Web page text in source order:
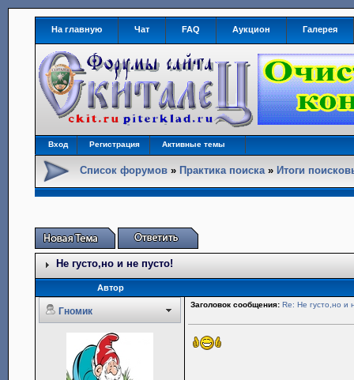
На главную Чат FAQ Аукцион Галерея
Вход Регистрация Активные темы
Список форумов » Практика поиска» Итоги
Не густо,но и не пусто!
Автор
Гномик
Заголовок сообщения: Re: Не густо,но и